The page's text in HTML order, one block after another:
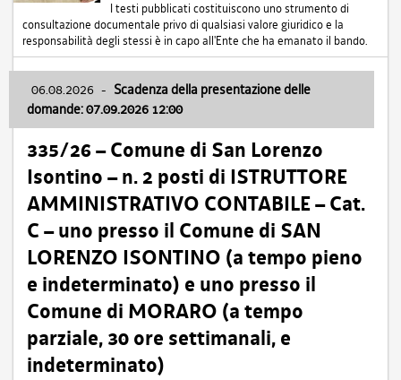
I testi pubblicati costituiscono uno strumento di
consultazione documentale privo di qualsiasi valore giuridico e la
responsabilità degli stessi è in capo all'Ente che ha emanato il bando.
06.08.2026 - Scadenza della presentazione delle
domande: 07.09.2026 12:00
335/26 – Comune di San Lorenzo
Isontino – n. 2 posti di ISTRUTTORE
AMMINISTRATIVO CONTABILE – Cat.
C – uno presso il Comune di SAN
LORENZO ISONTINO (a tempo pieno
e indeterminato) e uno presso il
Comune di MORARO (a tempo
parziale, 30 ore settimanali, e
indeterminato)